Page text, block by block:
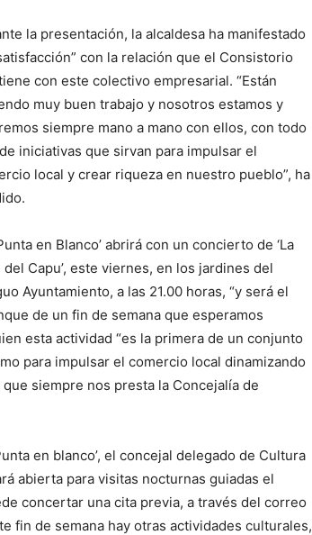
la presentación, la alcaldesa ha manifestado
con la relación que el Consistorio
con este colectivo empresarial. “Están
muy buen trabajo y nosotros estamos y
siempre mano a mano con ellos, con todo
iniciativas que sirvan para impulsar el
local y crear riqueza en nuestro pueblo”, ha
en Blanco’ abrirá con un concierto de ‘La
Capu’, este viernes, en los jardines del
Ayuntamiento, a las 21.00 horas, “y será el
de un fin de semana que esperamos
esta actividad “es la primera de un conjunto
para impulsar el comercio local dinamizando
siempre nos presta la Concejalía de
en blanco’, el concejal delegado de Cultura
abierta para visitas nocturnas guiadas el
concertar una cita previa, a través del correo
fin de semana hay otras actividades culturales,